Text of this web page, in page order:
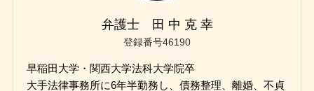
弁護士 田 中 克 幸
登録番号46190
早稲田大学・関西大学法科大学院卒
大手法律事務所に6年半勤務し、債務整理、離婚、不貞